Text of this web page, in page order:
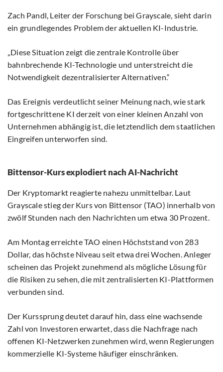
Zach Pandl, Leiter der Forschung bei Grayscale, sieht darin
ein grundlegendes Problem der aktuellen KI-Industrie.
„Diese Situation zeigt die zentrale Kontrolle über
bahnbrechende KI-Technologie und unterstreicht die
Notwendigkeit dezentralisierter Alternativen.“
Das Ereignis verdeutlicht seiner Meinung nach, wie stark
fortgeschrittene KI derzeit von einer kleinen Anzahl von
Unternehmen abhängig ist, die letztendlich dem staatlichen
Eingreifen unterworfen sind.
Bittensor-Kurs explodiert nach AI-Nachricht
Der Kryptomarkt reagierte nahezu unmittelbar. Laut
Grayscale stieg der Kurs von Bittensor (TAO) innerhalb von
zwölf Stunden nach den Nachrichten um etwa 30 Prozent.
Am Montag erreichte TAO einen Höchststand von 283
Dollar, das höchste Niveau seit etwa drei Wochen. Anleger
scheinen das Projekt zunehmend als mögliche Lösung für
die Risiken zu sehen, die mit zentralisierten KI-Plattformen
verbunden sind.
Der Kurssprung deutet darauf hin, dass eine wachsende
Zahl von Investoren erwartet, dass die Nachfrage nach
offenen KI-Netzwerken zunehmen wird, wenn Regierungen
kommerzielle KI-Systeme häufiger einschränken.